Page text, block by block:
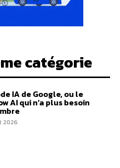
catégorie
IA de Google, ou le
AI qui n’a plus besoin
2026